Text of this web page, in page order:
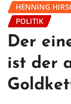
HENNING
POLITIK
Der
ist der